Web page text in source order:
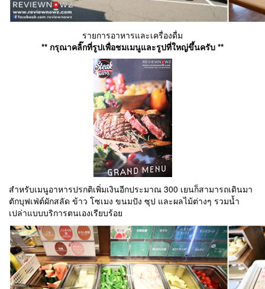
รายการอาหารและเครื่องดื่ม
** กรุณาคลิ๊กที่รูปเพื่อชมเมนูและรูปที่ใหญ่ขึ้นครับ **
สำหรับเมนูอาหารปรกติเพิ่มเงินอีกประมาณ 300 เยนก็สามารถเดินมา
ตักบุฟเฟ่ต์ผักสลัด ข้าว โซเมง ขนมปัง ซุป และผลไม้ต่างๆ รวมน้ำ
เปล่าแบบบริการตนเองเรียบร้อย